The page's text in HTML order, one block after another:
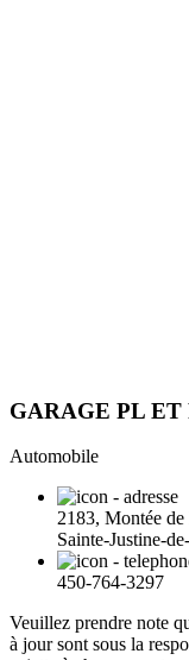
GARAGE PL ET
Automobile
2183, Montée de
Sainte-Justine-
450-764-3297
Veuillez prendre note
à jour sont sous la